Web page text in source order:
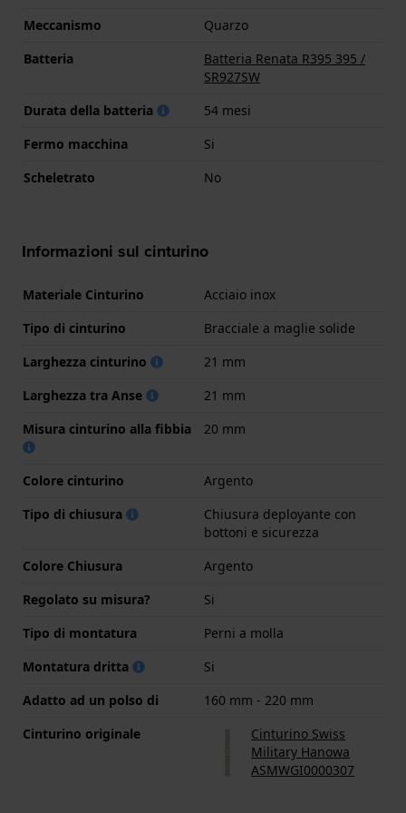
Meccanismo
Quarzo
Batteria
Batteria Renata R395 395 /
SR927SW
Durata della batteria
54 mesi
Fermo macchina
Si
Scheletrato
No
Informazioni sul cinturino
Materiale Cinturino
Acciaio inox
Tipo di cinturino
Bracciale a maglie solide
Larghezza cinturino
21 mm
Larghezza tra Anse
21 mm
Misura cinturino alla fibbia
20 mm
Colore cinturino
Argento
Tipo di chiusura
Chiusura deployante con
bottoni e sicurezza
Colore Chiusura
Argento
Regolato su misura?
Si
Tipo di montatura
Perni a molla
Montatura dritta
Si
Adatto ad un polso di
160 mm - 220 mm
Cinturino originale
Cinturino Swiss
Military Hanowa
ASMWGI0000307